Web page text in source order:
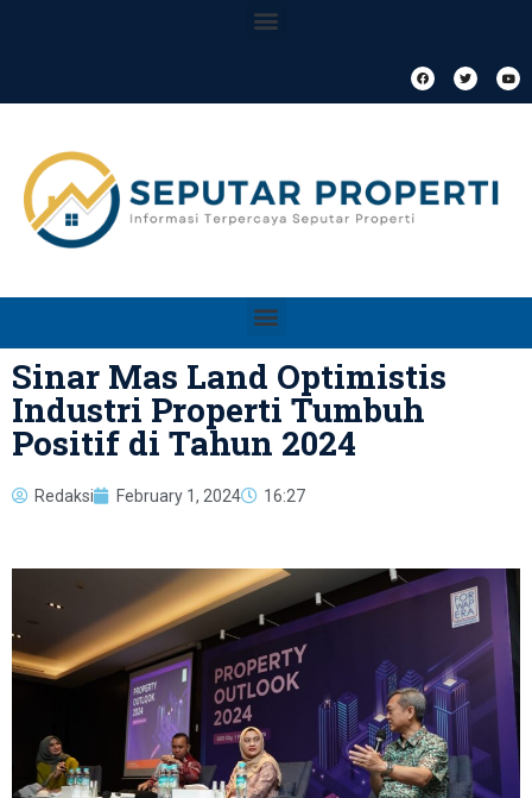
Sinar Mas Land Optimistis
Industri Properti Tumbuh
Positif di Tahun 2024
Redaksi February 1, 2024 16:27